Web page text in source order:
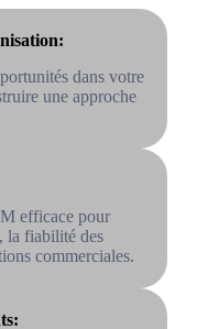
dans votre
une approche
efficace pour
la fiabilité des
commerciales.